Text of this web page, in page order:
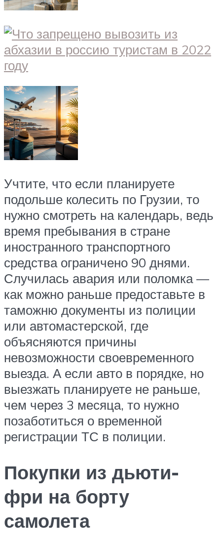
Учтите, что если планируете
подольше колесить по Грузии, то
нужно смотреть на календарь, ведь
время пребывания в стране
иностранного транспортного
средства ограничено 90 днями.
Случилась авария или поломка —
как можно раньше предоставьте в
таможню документы из полиции
или автомастерской, где
объясняются причины
невозможности своевременного
выезда. А если авто в порядке, но
выезжать планируете не раньше,
чем через 3 месяца, то нужно
позаботиться о временной
регистрации ТС в полиции.
Покупки из дьюти-
фри на борту
самолета